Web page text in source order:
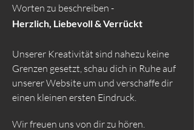
Worten zu beschreiben -
Herzlich, Liebevoll & Verrückt
Unserer Kreativität sind nahezu keine
Grenzen gesetzt, schau dich in Ruhe auf
unserer Website um und verschaffe dir
einen kleinen ersten Eindruck.
Wir freuen uns von dir zu hören.